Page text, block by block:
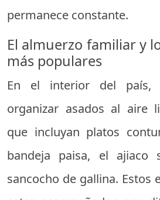
permanece constante.
El almuerzo familiar y
más populares
En el interior del país,
organizar asados al aire
que incluyan platos
bandeja paisa, el ajiaco
sancocho de gallina. Estos